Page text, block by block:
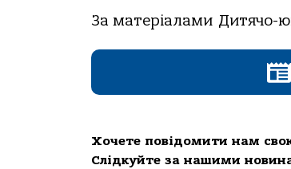
За матеріалами
Хочете повідомити нам
Слідкуйте за нашими